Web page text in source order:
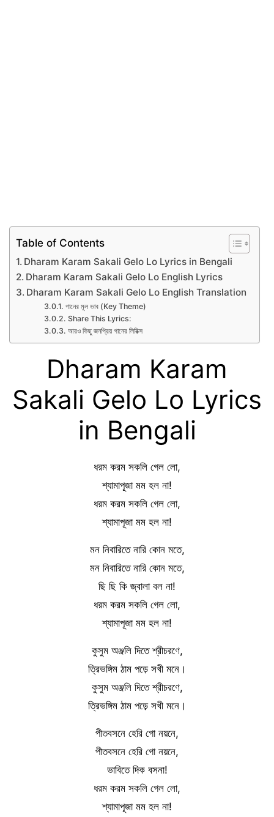
Table of Contents
Dharam Karam Sakali Gelo Lo Lyrics in Bengali
Dharam Karam Sakali Gelo Lo English Lyrics
Dharam Karam Sakali Gelo Lo English Translation
গানের মূল ভাব (Key Theme)
Share This Lyrics:
আরও কিছু জনপ্রিয় গানের লিরিক্স
Dharam Karam
Sakali Gelo Lo Lyrics
in Bengali
ধরম করম সকলি গেল লো,
শ্যামাপূজা মম হল না!
ধরম করম সকলি গেল লো,
শ্যামাপূজা মম হল না!
মন নিবারিতে নারি কোন মতে,
মন নিবারিতে নারি কোন মতে,
ছি ছি কি জ্বালা বল না!
ধরম করম সকলি গেল লো,
শ্যামাপূজা মম হল না!
কুসুম অঞ্জলি দিতে শ্রীচরণে,
ত্রিভঙ্গিম ঠাম পড়ে সখী মনে।
কুসুম অঞ্জলি দিতে শ্রীচরণে,
ত্রিভঙ্গিম ঠাম পড়ে সখী মনে।
পীতবসনে হেরি গো নয়নে,
পীতবসনে হেরি গো নয়নে,
ভাবিতে দিক বসনা!
ধরম করম সকলি গেল লো,
শ্যামাপূজা মম হল না!